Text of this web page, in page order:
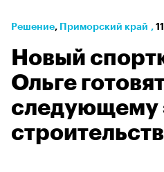
Решение⁠, Приморский край ,
Новый
Ольге
следующему